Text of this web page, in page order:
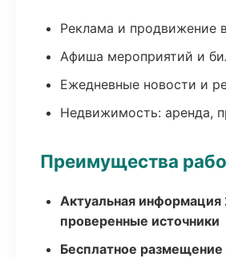
Реклама и продвижение
Афиша мероприятий и
Ежедневные новости и
Недвижимость: аренда,
Преимущества
Актуальная информация
проверенные источники
Бесплатное размещение